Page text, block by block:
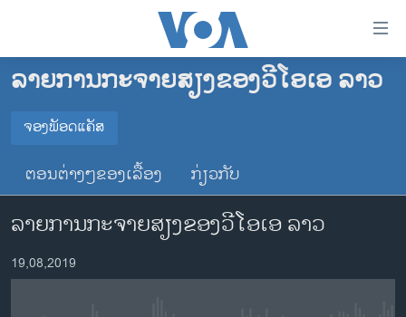
ເຂົ້າ
ຂ້າມ
ໄປ
ຊອກ
ຄົ້ນ
ໂຮມເພຈ
ລາວ
ອາເມຣິກາ
ການເລືອກຕັ້ງ ປະທານາທີບໍດີ ສະຫະລັດ 2024
ຂ່າວ​ຈີນ
ໂລກ
ລາຍການກະຈາຍສຽງຂອງວີໂອເອ ລາວ
ຈອງພັອດແຄັສ
ຈອງພັອດແຄັສ
ຕອນຕ່າງໆຂອງເລື້ອງ ກ່ຽວກັບ
ລາຍການກະຈາຍສຽງຂອງວີໂອເອ ລາວ
19,08,2019